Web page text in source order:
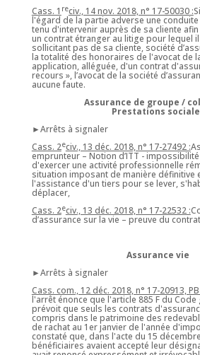
Cass. 1 reciv., 14 nov. 2018, n° 17-50030 :
l'égard de la partie adverse une
tenu d'intervenir auprès de sa cliente afin
un contrat étranger au litige pour lequel il
sollicitant pas de sa cliente, société
la totalité des honoraires de l'avocat de
application, alléguée, d'un contrat
recours », l’avocat de la société
aucune faute.
Assurance de groupe /
Prestations
►Arrêts à signaler
Cass. 2eciv., 13 déc. 2018, n° 17-27492 :
emprunteur – Notion d’ITT -
d'exercer une activité professionnelle
situation imposant de manière définitive
l'assistance d'un tiers pour se lever,
déplacer,
Cass. 2eciv., 13 déc. 2018, n° 17-22532 :
d’assurance sur la vie – preuve du contrat
Assurance vie
►Arrêts à signaler
Cass. com., 12 déc. 2018, n° 17-20913, PB
l'arrêt énonce que l'article 885 F du
prévoit que seuls les contrats
compris dans le patrimoine des
de rachat au 1er janvier de l'année
constaté que, dans l'acte du 15
bénéficiaires avaient accepté leur